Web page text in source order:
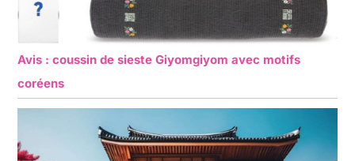
Avis : coussin de sieste Giyomgiyom avec motifs
coréens